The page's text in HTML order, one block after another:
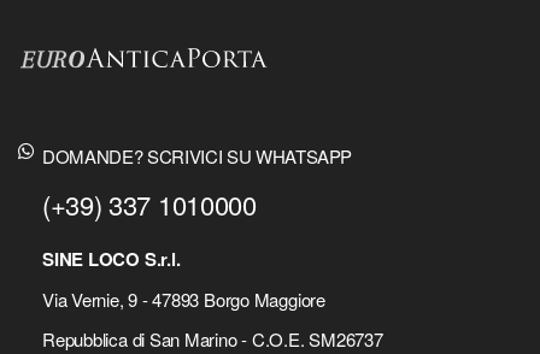
DOMANDE? SCRIVICI SU WHATSAPP
(+39) 337 1010000
SINE LOCO S.r.l.
Via Vernie, 9 - 47893 Borgo Maggiore
Repubblica di San Marino - C.O.E. SM26737